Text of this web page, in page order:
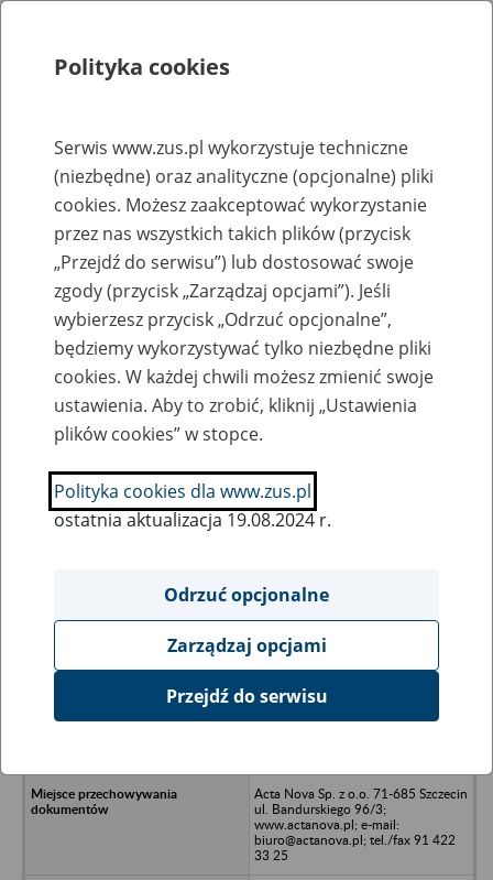
Rejestry, ewidencje i archiwa
Baza zlikwidowanych lub
przekształconych zakładów pracy
Nazwa zakładu pracy:
SZUKAJ
Ukryj wszystkie pozycje bazy
GOBER LOGISTIK Sp. z o.o. -
Acta Nova Sp. z o.o. 71-685 Szczecin
ul. Bandurskiego 96/3;
www.actanova.pl; e-mail:
biuro@actanova.pl; tel./fax 91 422
33 25
Polityka cookies
Serwis www.zus.pl wykorzystuje techniczne
(niezbędne) oraz analityczne (opcjonalne) pliki
cookies. Możesz zaakceptować wykorzystanie
przez nas wszystkich takich plików (przycisk
„Przejdź do serwisu”) lub dostosować swoje
zgody (przycisk „Zarządzaj opcjami”). Jeśli
wybierzesz przycisk „Odrzuć opcjonalne”,
będziemy wykorzystywać tylko niezbędne pliki
cookies. W każdej chwili możesz zmienić swoje
ustawienia. Aby to zrobić, kliknij „Ustawienia
plików cookies” w stopce.
Polityka cookies dla www.zus.pl
ostatnia aktualizacja 19.08.2024 r.
Odrzuć opcjonalne
Zarządzaj opcjami
Przejdź do serwisu